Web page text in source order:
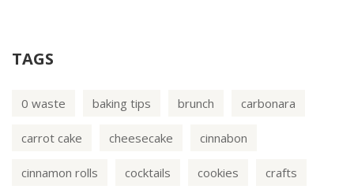
TAGS
0 waste baking tips brunch carbonara
carrot cake cheesecake cinnabon
cinnamon rolls cocktails cookies crafts